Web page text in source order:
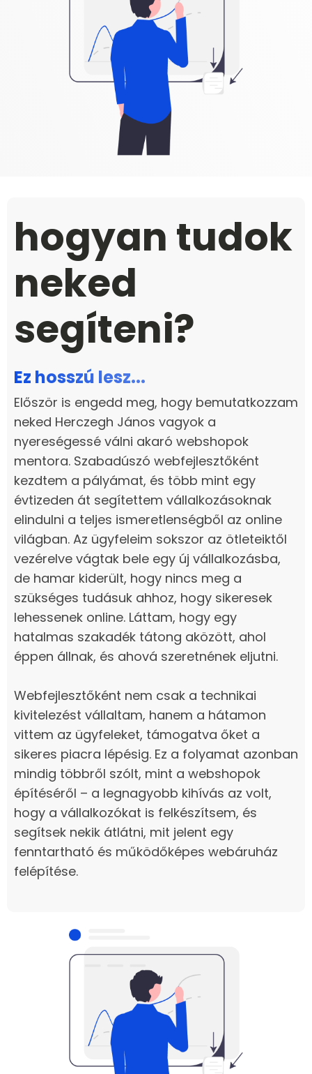
hogyan tudok
neked
segíteni?
Ez hosszú lesz...
Először is engedd meg, hogy bemutatkozzam
neked Herczegh János vagyok a
nyereségessé válni akaró webshopok
mentora. Szabadúszó webfejlesztőként
kezdtem a pályámat, és több mint egy
évtizeden át segítettem vállalkozásoknak
elindulni a teljes ismeretlenségből az online
világban. Az ügyfeleim sokszor az ötleteiktől
vezérelve vágtak bele egy új vállalkozásba,
de hamar kiderült, hogy nincs meg a
szükséges tudásuk ahhoz, hogy sikeresek
lehessenek online. Láttam, hogy egy
hatalmas szakadék tátong aközött, ahol
éppen állnak, és ahová szeretnének eljutni.
Webfejlesztőként nem csak a technikai
kivitelezést vállaltam, hanem a hátamon
vittem az ügyfeleket, támogatva őket a
sikeres piacra lépésig. Ez a folyamat azonban
mindig többről szólt, mint a webshopok
építéséről – a legnagyobb kihívás az volt,
hogy a vállalkozókat is felkészítsem, és
segítsek nekik átlátni, mit jelent egy
fenntartható és működőképes webáruház
felépítése.